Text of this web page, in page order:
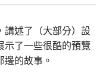
講述了（大部分）設
示了一些很酷的預覽
的故事。